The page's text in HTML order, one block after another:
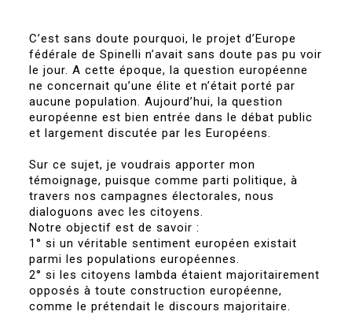
C’est sans doute pourquoi, le projet d’Europe
fédérale de Spinelli n’avait sans doute pas pu voir
le jour. A cette époque, la question européenne
ne concernait qu’une élite et n’était porté par
aucune population. Aujourd’hui, la question
européenne est bien entrée dans le débat public
et largement discutée par les Européens.
Sur ce sujet, je voudrais apporter mon
témoignage, puisque comme parti politique, à
travers nos campagnes électorales, nous
dialoguons avec les citoyens.
Notre objectif est de savoir :
1° si un véritable sentiment européen existait
parmi les populations européennes.
2° si les citoyens lambda étaient majoritairement
opposés à toute construction européenne,
comme le prétendait le discours majoritaire.